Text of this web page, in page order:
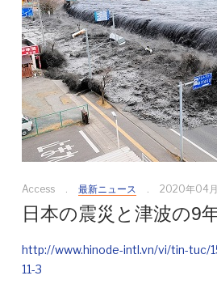
Access 最新ニュース 2020年04
日本の震災と津波の9
http://www.hinode-intl.vn/vi/tin-tuc/
11-3